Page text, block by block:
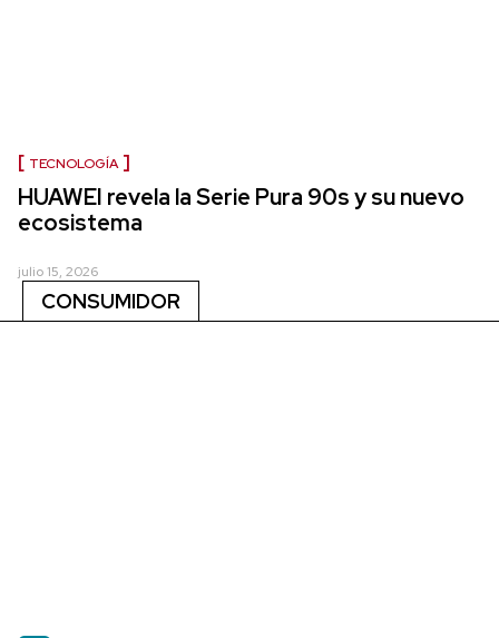
TECNOLOGÍA
HUAWEI revela la Serie Pura 90s y su nuevo
ecosistema
julio 15, 2026
CONSUMIDOR